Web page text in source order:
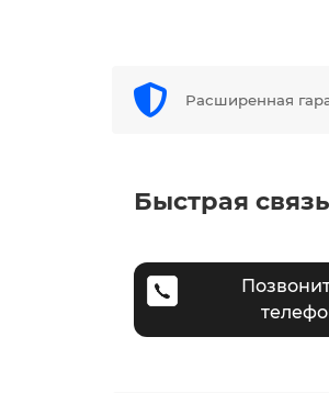
Расширенная
Быстрая связь